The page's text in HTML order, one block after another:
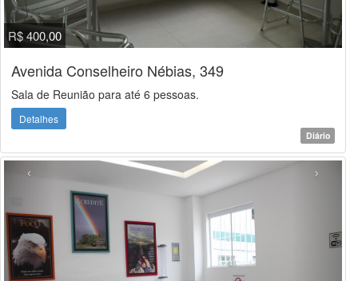
R$ 400,00
Avenida Conselheiro Nébias, 349
Sala de Reunião para até 6 pessoas.
Detalhes
Diário
‹ ›